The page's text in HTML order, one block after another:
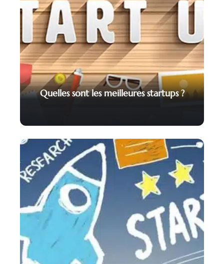
Quelles sont les meilleures startups ?